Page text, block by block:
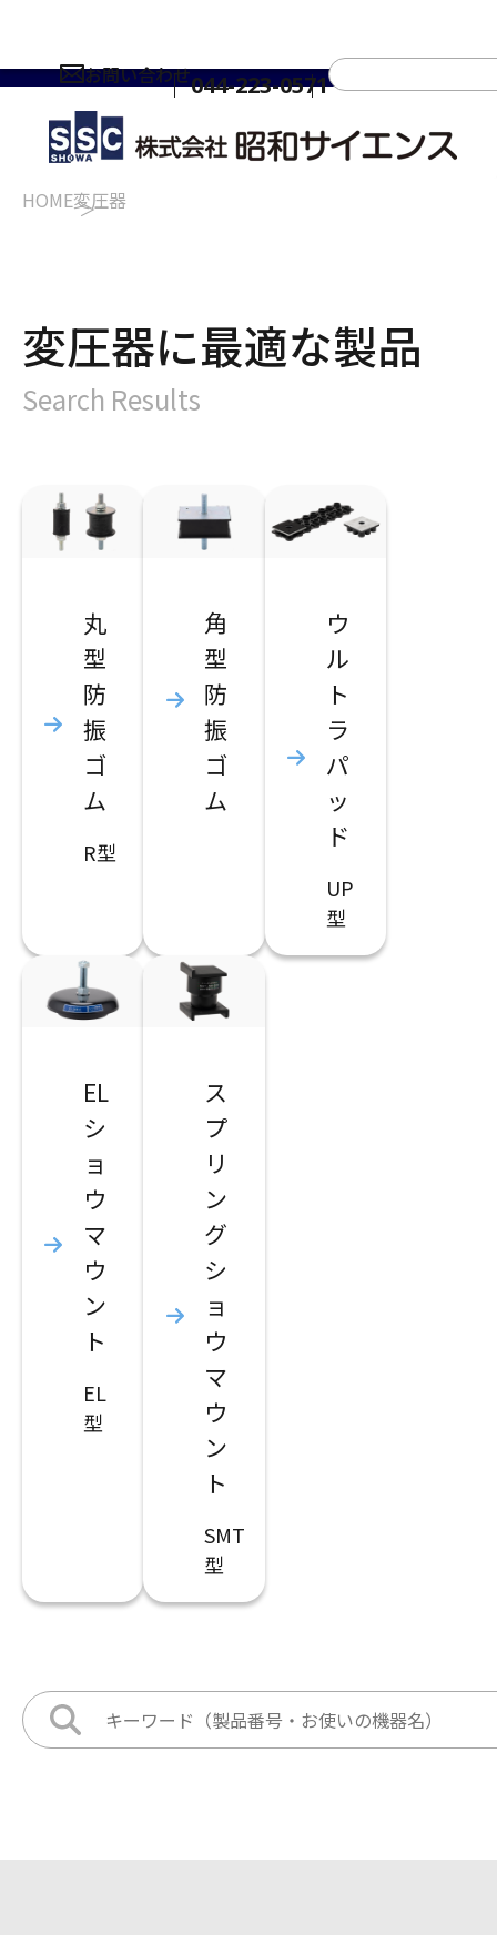
お問い合わせ044-223-0571
HOME変圧器
変圧器に最適な製品
Search Results
丸
型
防
振
ゴ
ム
R型
角
型
防
振
ゴ
ム
ウ
ル
ト
ラ
パ
ッ
ド
UP
型
EL
シ
ョ
ウ
マ
ウ
ン
ト
EL
型
ス
プ
リ
ン
グ
シ
ョ
ウ
マ
ウ
ン
ト
SMT
型